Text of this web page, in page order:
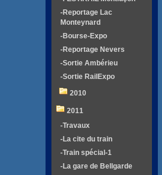
-Reportage Lac
Monteynard
-Bourse-Expo
-Reportage Nevers
-Sortie Ambérieu
-Sortie RailExpo
2010
2011
-Travaux
-La cite du train
-Train spécial-1
-La gare de Bellgarde